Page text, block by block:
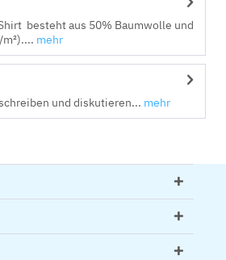
besteht aus 50% Baumwolle und
mehr
und diskutieren... mehr